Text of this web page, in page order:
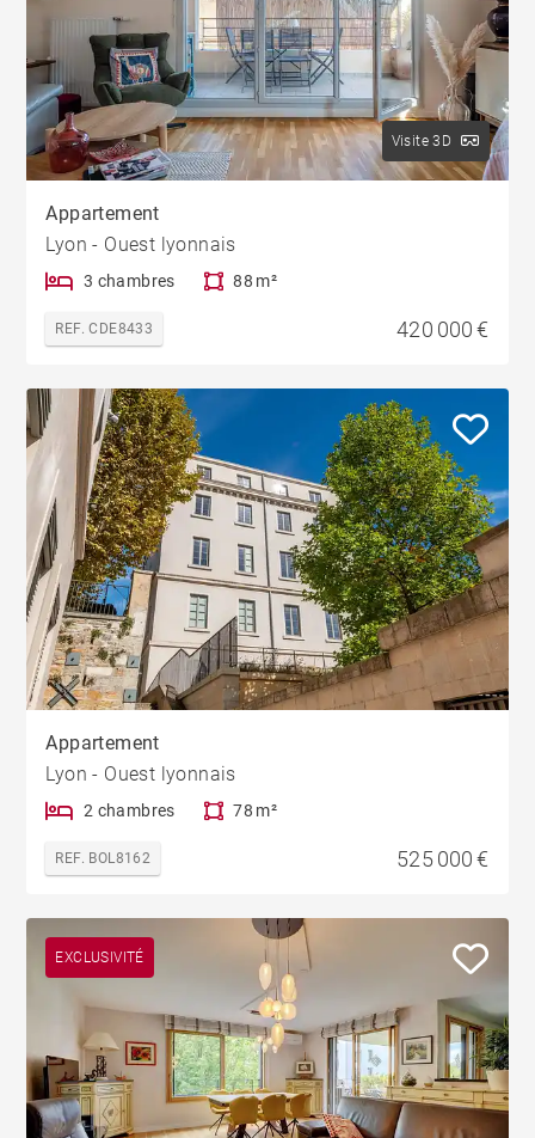
Visite 3D
Appartement
Lyon - Ouest lyonnais
3 chambres 88 m²
REF. CDE8433 420 000 €
Appartement
Lyon - Ouest lyonnais
2 chambres 78 m²
REF. BOL8162 525 000 €
EXCLUSIVITÉ